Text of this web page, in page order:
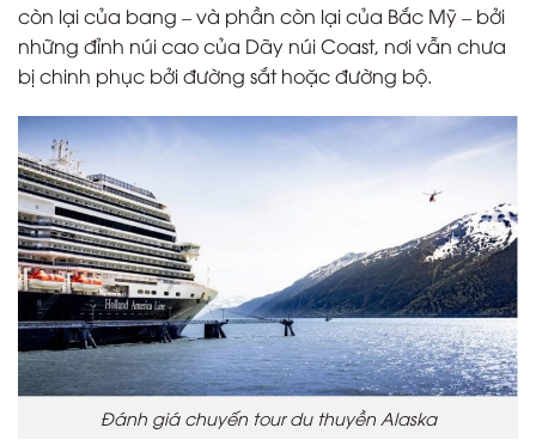
còn lại của bang – và phần còn lại của Bắc Mỹ – bởi
những đỉnh núi cao của Dãy núi Coast, nơi vẫn chưa
bị chinh phục bởi đường sắt hoặc đường bộ.
Đánh giá chuyến tour du thuyền Alaska